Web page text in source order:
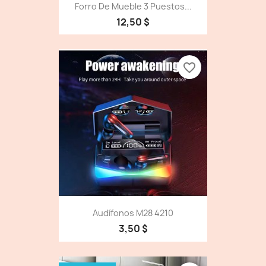
Forro De Mueble 3 Puestos...
12,50 $
Audífonos M28 4210
3,50 $
favorite_border